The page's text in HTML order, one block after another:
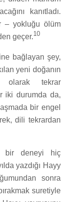
kanıtladı.
– yokluğu ölüm
geçer.10
bağlayan şey,
yeni doğanın
olarak tekrar
iki durumda da,
bir engel
dili tekrardan
bir deneyi hiç
yazdığı Hayy
sonra
suretiyle